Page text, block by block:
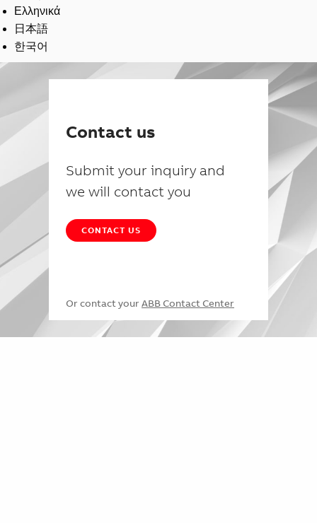
Ελληνικά
日本語
한국어
Contact us
Submit your inquiry and
we will contact you
CONTACT US
Or contact your ABB Contact Center